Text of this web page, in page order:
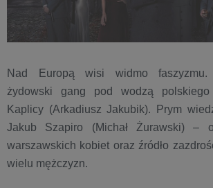
Nad Europą wisi widmo faszyzmu.
żydowski gang pod wodzą polskiego
Kaplicy (Arkadiusz Jakubik). Prym
Jakub Szapiro (Michał Żurawski) –
warszawskich kobiet oraz źródło
wielu mężczyzn.